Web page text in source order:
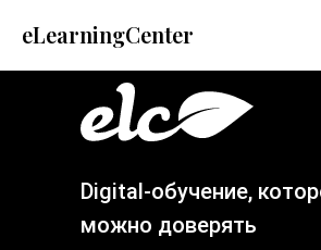
eLearningCenter
Digital-обучение,
можно доверять